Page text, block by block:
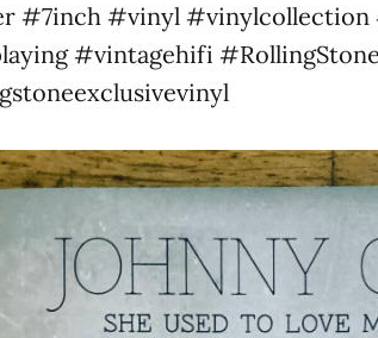
#7inch #vinyl #vinylcollection
#vintagehifi